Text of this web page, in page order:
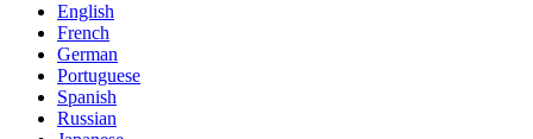
English
French
German
Portuguese
Spanish
Russian